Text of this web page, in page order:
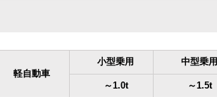
軽自動車
小型乗用 中型乗用
～1.0t ～1.5t